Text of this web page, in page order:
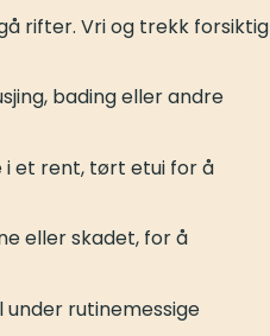
rifter. Vri og trekk forsiktig
bading eller andre
i et rent, tørt etui for å
eller skadet, for å
rutinemessige